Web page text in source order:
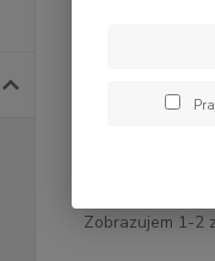
Zobrazujem 1-2